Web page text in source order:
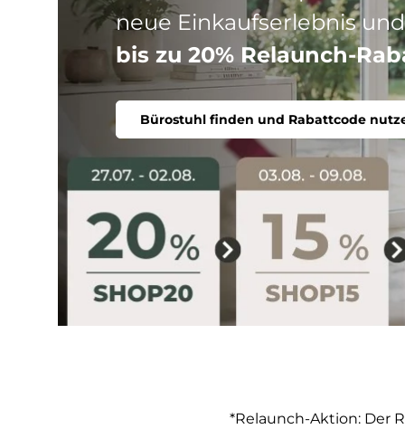
Drei Produktlinien, ein
Stuhl. Ergonomisch,
Bürostuhl finden
*Relaunch-Aktion: Der